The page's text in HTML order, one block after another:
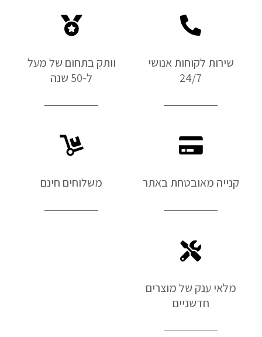
שירות לקוחות אנושי
24/7
וותק בתחום של מעל
ל-50 שנה
קנייה מאובטחת באתר משלוחים חינם
מלאי ענק של מוצרים
חדשניים